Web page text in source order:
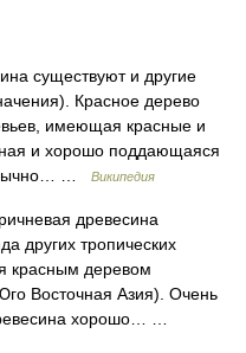
существуют и другие
Красное дерево
имеющая красные и
и хорошо поддающаяся
…
Википедия
древесина
других тропических
красным деревом
Восточная Азия). Очень
хорошо… …